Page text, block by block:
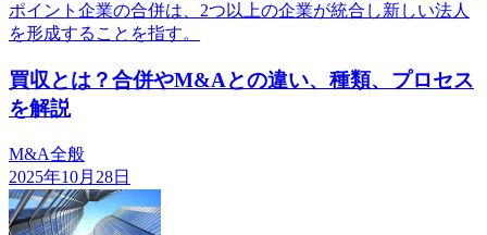
ポイント企業の合併は、2つ以上の企業が統合し新しい法人
を形成することを指す。
買収とは？合併やM&Aとの違い、種類、プロセス
を解説
M&A全般
2025年10月28日